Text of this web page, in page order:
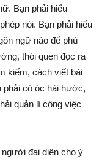
Bạn phải hiểu
nói. Bạn phải hiểu
ngữ nào để phù
thói quen đọc ra
kiếm, cách viết bài
phải có óc hài hước,
quản lí công việc
đại diện cho ý